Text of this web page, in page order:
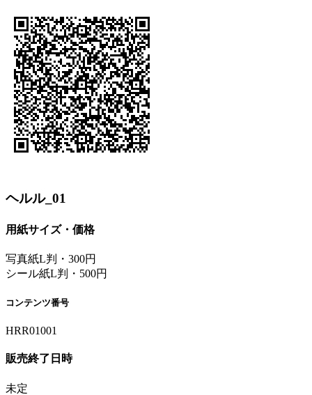
ヘルル_01
用紙サイズ・価格
写真紙L判・300円
シール紙L判・500円
コンテンツ番号
HRR01001
販売終了日時
未定